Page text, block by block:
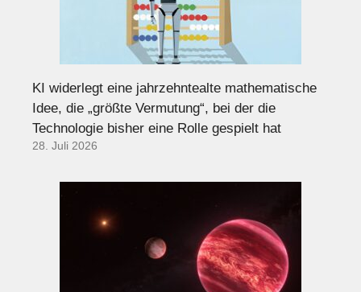
KI widerlegt eine jahrzehntealte mathematische
Idee, die „größte Vermutung“, bei der die
Technologie bisher eine Rolle gespielt hat
28. Juli 2026